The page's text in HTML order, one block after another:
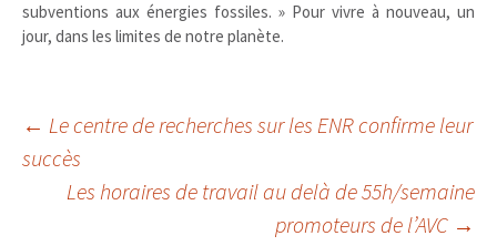
subventions aux énergies fossiles. » Pour vivre à nouveau, un
jour, dans les limites de notre planète.
Navigation
des
← Le centre de recherches sur les ENR confirme leur
succès
Les horaires de travail au delà de 55h/semaine
promoteurs de l’AVC →